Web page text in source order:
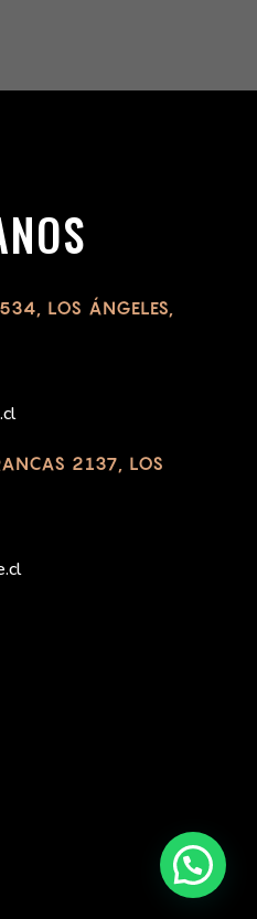
LOS ÁNGELES,
2137, LOS